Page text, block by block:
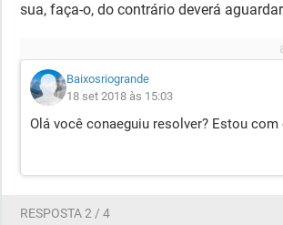
sua, faça-o, do contrário deverá
Baixosriogrande
18 set 2018 às 15:03
Olá você conaeguiu resolver? Estou
RESPOSTA 2 / 4